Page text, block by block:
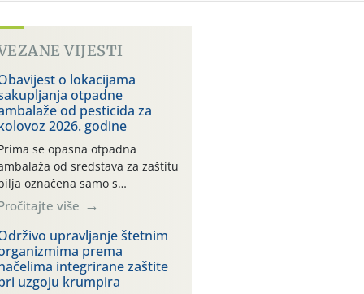
VIJESTI
o lokacijama
otpadne
od pesticida za
2026. godine
se opasna otpadna
od sredstava za zaštitu
označena samo s
i oznakom
CROCPA EKO MODEL:
ambalaža kao i
drugih proizvoda koji
sredstva za zaštitu bilja
(npr. ambalaža od mineralnih
više
upravljanje štetnim
prema
integrirane zaštite
uzgoju krumpira